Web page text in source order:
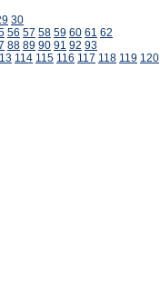
30
56 57 58 59 60 61 62
88 89 90 91 92 93
114 115 116 117 118 119 120